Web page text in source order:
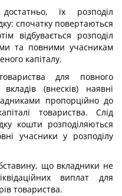
їх розподіл
спочатку повертаються
відбувається розподіл
та повними учасникам
капіталу.
для повного
(внесків) наявні
пропорційно до
товариства. Слід
кошти розподіляються
учасники у розподілу
що вкладники не
виплат для
товариства.